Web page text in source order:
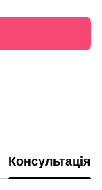
Консультація